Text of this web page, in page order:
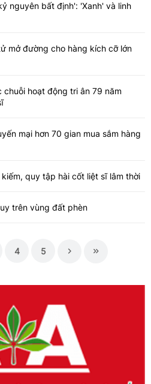
nguyên bất định': 'Xanh' và linh
mở đường cho hàng kích cỡ lớn
chuỗi hoạt động tri ân 79 năm
mại hơn 70 gian mua sắm hàng
quy tập hài cốt liệt sĩ lâm thời
trên vùng đất phèn
4 5